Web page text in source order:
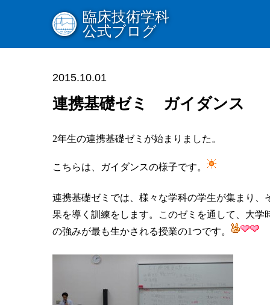
臨床技術学科
公式ブログ
2015.10.01
連携基礎ゼミ ガイダンス
2年生の連携基礎ゼミが始まりました。
こちらは、ガイダンスの様子です。
連携基礎ゼミでは、様々な学科の学生が集まり
果を導く訓練をします。このゼミを通して、大
の強みが最も生かされる授業の1つです。